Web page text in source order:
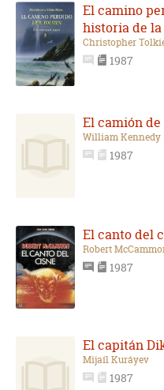
El camino
historia de
Christopher
1987
El camión
William Kennedy
1987
El canto del
Robert
1987
El capitán
Mijaíl Kuráyev
1987